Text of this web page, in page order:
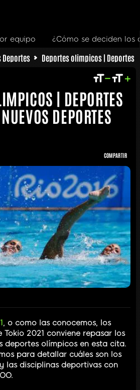
Deportes Deportes olimpicos | Deportes
| DEPORTES
DEPORTES
COMPARTIR
, o como las conocemos, los
Tokio 2021 conviene repasar los
deportes olímpicos en esta cita.
para detallar cuáles son los
las disciplinas deportivas con
deportes que son olímpicos?